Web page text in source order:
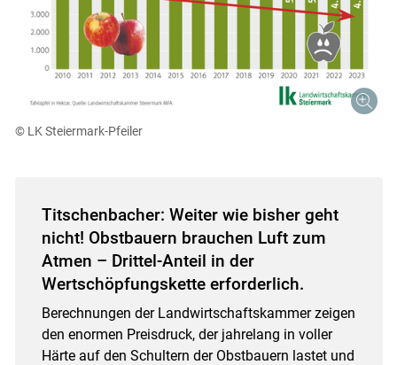
© LK Steiermark-Pfeiler
Titschenbacher: Weiter wie bisher geht
nicht! Obstbauern brauchen Luft zum
Atmen – Drittel-Anteil in der
Wertschöpfungskette erforderlich.
Berechnungen der Landwirtschaftskammer zeigen
den enormen Preisdruck, der jahrelang in voller
Härte auf den Schultern der Obstbauern lastet und